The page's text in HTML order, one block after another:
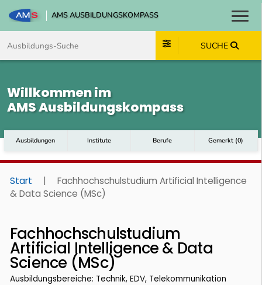
AMS AUSBILDUNGSKOMPASS
SUCHE
Willkommen im
AMS Ausbildungskompass
Ausbildungen Institute Berufe Gemerkt (0)
Start |
Fachhochschulstudium Artificial Intelligence
& Data Science (MSc)
Fachhochschulstudium
Artificial Intelligence & Data
Science (MSc)
Ausbildungsbereiche: Technik, EDV, Telekommunikation